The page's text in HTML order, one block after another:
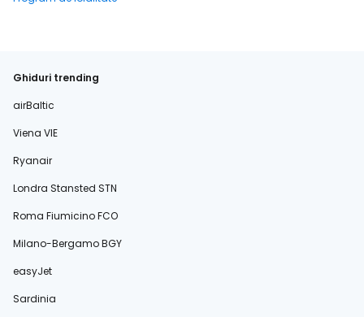
Ghiduri trending
airBaltic
Viena VIE
Ryanair
Londra Stansted STN
Roma Fiumicino FCO
Milano-Bergamo BGY
easyJet
Sardinia